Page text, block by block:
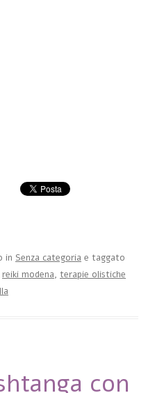
in Senza categoria e taggato
reiki modena, terapie olistiche
con